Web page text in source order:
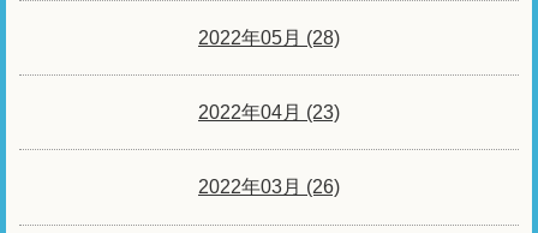
2022年05月 (28)
2022年04月 (23)
2022年03月 (26)